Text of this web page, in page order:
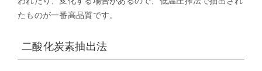
たものが一番高品質です。
二酸化炭素抽出法